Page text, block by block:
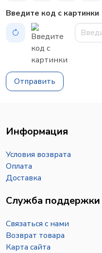
Введите код с картинки
Отправить
Информация
Условия возврата
Оплата
Доставка
Служба поддержки
Связаться с нами
Возврат товара
Карта сайта